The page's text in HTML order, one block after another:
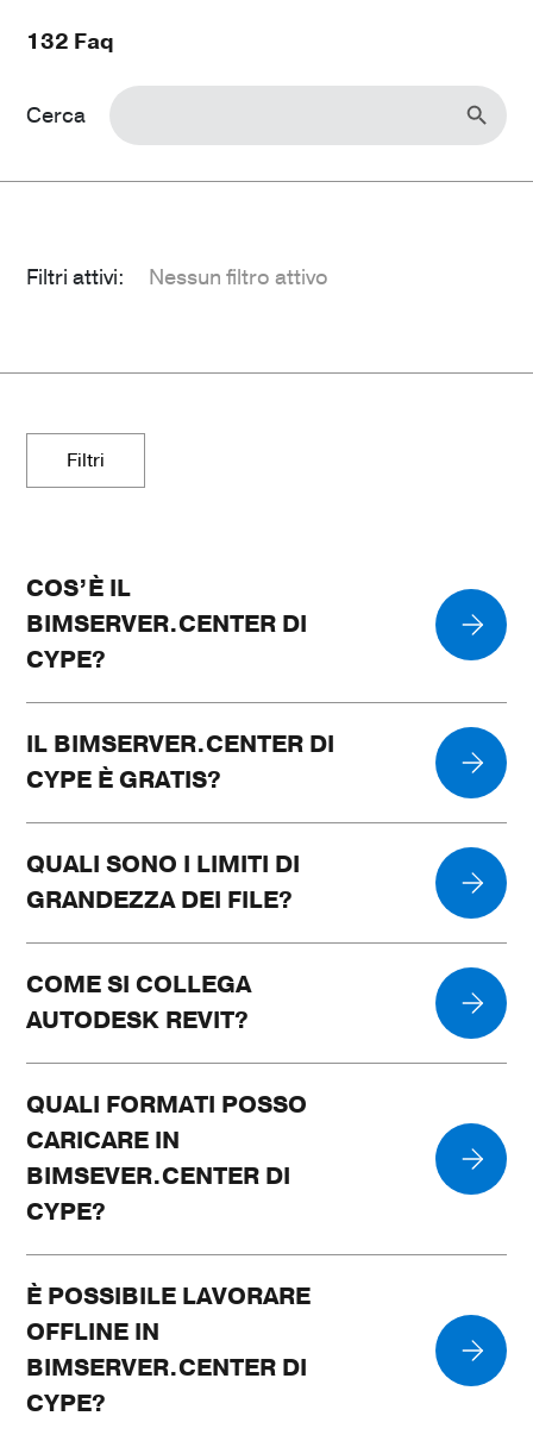
132 Faq
Cerca
Search
for:
Search Button
Filtri attivi: Nessun filtro attivo
Filtri
COS’È IL
BIMSERVER.CENTER DI
CYPE?
IL BIMSERVER.CENTER DI
CYPE È GRATIS?
QUALI SONO I LIMITI DI
GRANDEZZA DEI FILE?
COME SI COLLEGA
AUTODESK REVIT?
QUALI FORMATI POSSO
CARICARE IN
BIMSEVER.CENTER DI
CYPE?
È POSSIBILE LAVORARE
OFFLINE IN
BIMSERVER.CENTER DI
CYPE?